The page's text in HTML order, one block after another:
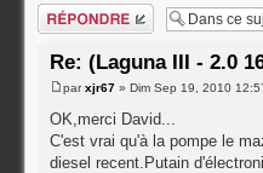
Répondre
Re: (Laguna III - 2.0
parxjr67 » Dim Sep 19, 2010
OK,merci David...
C'est vrai qu'à la pompe le
diesel recent.Putain